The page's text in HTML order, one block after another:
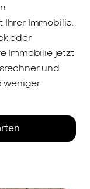
Immobilie.
oder
Immobilie jetzt
und
weniger